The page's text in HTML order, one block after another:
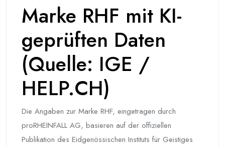
Marke RHF mit KI-
geprüften Daten
(Quelle: IGE /
HELP.CH)
Die Angaben zur Marke RHF, eingetragen durch
proRHEINFALL AG, basieren auf der offiziellen
Publikation des Eidgenössischen Instituts für Geistiges